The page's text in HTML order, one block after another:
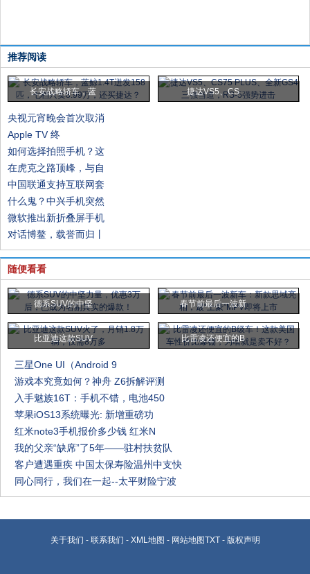
推荐阅读
长安战略轿车，蓝 捷达VS5、CS
央视元宵晚会首次取消
Apple TV 终
如何选择拍照手机？这
在虎克之路顶峰，与自
中国联通支持互联网套
什么鬼？中兴手机突然
微软推出新折叠屏手机
对话博鳌，载誉而归丨
随便看看
德系SUV的中坚 春节前最后一波新
比亚迪这款SUV 比雷凌还便宜的B
三星One UI（Android 9
游戏本究竟如何？神舟 Z6拆解评测
入手魅族16T：手机不错，电池450
苹果iOS13系统曝光: 新增重磅功
红米note3手机报价多少钱 红米N
我的父亲“缺席”了5年——驻村扶贫队
客户遭遇重疾 中国太保寿险温州中支快
同心同行，我们在一起--太平财险宁波
关于我们 - 联系我们 - XML地图 - 网站地图TXT- 版权声明